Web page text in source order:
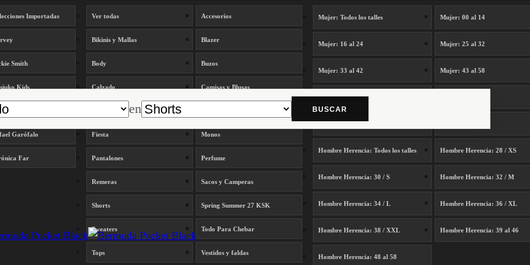
Importadas
Smith
Kids
Armesto
Garófalo
Far
Ver todas Accesorios
Bikinis y Mallas Blazer
Body Buzos
Calzado Camisas y Blusas
Fiesta Monos
Pantalones Perfume
Remeras Sacos y Camperas
Shorts Spring Summer 27 KSK
Sweaters Todo Para Chebar
Tops Vestidos y faldas
Mujer: Todos los talles Mujer: 00 al 14
Mujer: 16 al 24 Mujer: 25 al 32
Mujer: 33 al 42 Mujer: 43 al 58
Mujer: XS / S
Mujer: XL / XXL / XXXL
Hombre Herencia: Todos los talles Hombre Herencia: 28 / XS
Hombre Herencia: 30 / S Hombre Herencia: 32 / M
Hombre Herencia: 34 / L Hombre Herencia: 36 / XL
Hombre Herencia: 38 / XXL Hombre Herencia: 39 al 46
Hombre Herencia: 48 al 58
en BUSCAR